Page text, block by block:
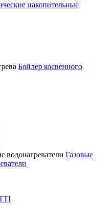
накопительные
Бойлер косвенного
Газовые